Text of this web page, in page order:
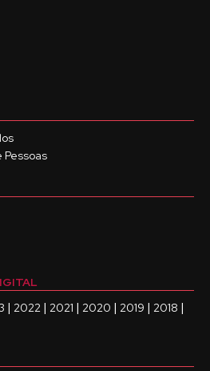
| 2022 | 2021 | 2020 | 2019 | 2018 |